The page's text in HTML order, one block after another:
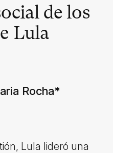
de los
Lula
Rocha*
Lula lideró una